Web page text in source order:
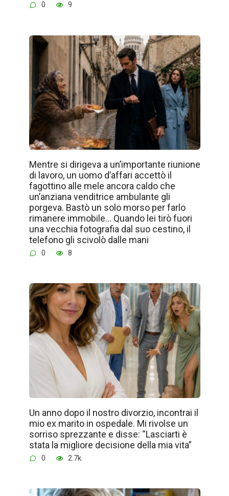
0 9
Mentre si dirigeva a un’importante riunione
di lavoro, un uomo d’affari accettò il
fagottino alle mele ancora caldo che
un’anziana venditrice ambulante gli
porgeva. Bastò un solo morso per farlo
rimanere immobile… Quando lei tirò fuori
una vecchia fotografia dal suo cestino, il
telefono gli scivolò dalle mani
0 8
Un anno dopo il nostro divorzio, incontrai il
mio ex marito in ospedale. Mi rivolse un
sorriso sprezzante e disse: “Lasciarti è
stata la migliore decisione della mia vita”
0 2.7k.